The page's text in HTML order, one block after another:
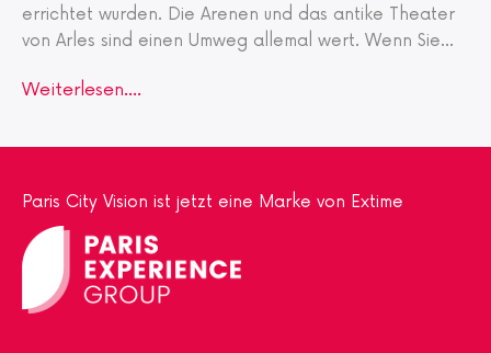
errichtet wurden. Die Arenen und das antike Theater
von Arles sind einen Umweg allemal wert. Wenn Sie...
Weiterlesen....
Paris City Vision ist jetzt eine Marke von Extime